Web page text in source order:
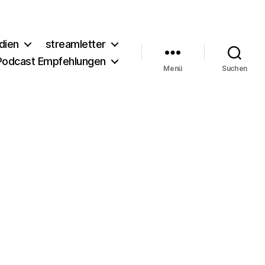
streamletter
Empfehlungen
Menü Suchen